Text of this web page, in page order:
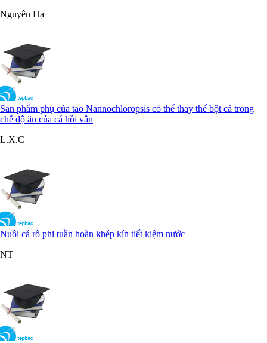
Nguyên Hạ
Sản phẩm phụ của tảo Nannochloropsis có thể thay thế bột cá trong
chế độ ăn của cá hồi vân
L.X.C
Nuôi cá rô phi tuần hoàn khép kín tiết kiệm nước
NT